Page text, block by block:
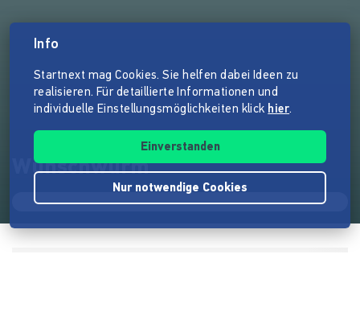
Wunschwurm
Info
Startnext mag Cookies. Sie helfen dabei Ideen zu
realisieren. Für detaillierte Informationen und
individuelle Einstellungsmöglichkeiten klick hier.
Einverstanden
Nur notwendige Cookies